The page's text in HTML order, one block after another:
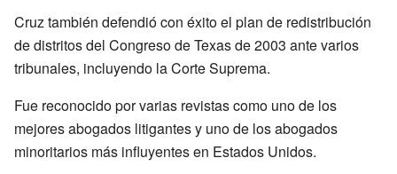
Cruz también defendió con éxito el plan de redistribución
de distritos del Congreso de Texas de 2003 ante varios
tribunales, incluyendo la Corte Suprema.
Fue reconocido por varias revistas como uno de los
mejores abogados litigantes y uno de los abogados
minoritarios más influyentes en Estados Unidos.